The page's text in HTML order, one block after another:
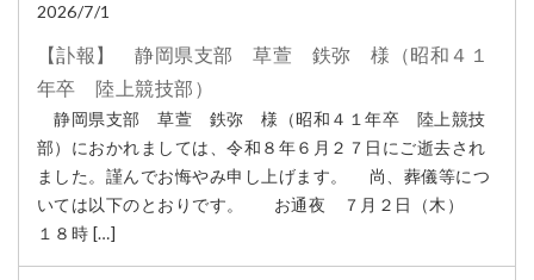
2026/7/1
【訃報】 静岡県支部 草萱 鉄弥 様（昭和４１
年卒 陸上競技部）
静岡県支部 草萱 鉄弥 様（昭和４１年卒 陸上競技
部）におかれましては、令和８年６月２７日にご逝去され
ました。謹んでお悔やみ申し上げます。 尚、葬儀等につ
いては以下のとおりです。 お通夜 ７月２日（木）
１８時 […]